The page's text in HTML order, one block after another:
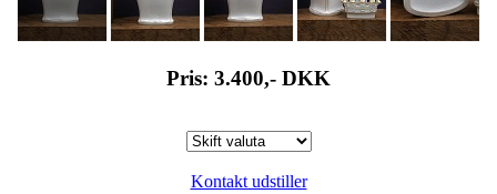
Pris: 3.400,- DKK
Kontakt udstiller